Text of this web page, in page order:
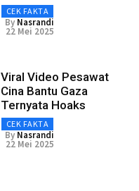
CEK FAKTA
By Nasrandi
22 Mei 2025
Viral Video Pesawat
Cina Bantu Gaza
Ternyata Hoaks
CEK FAKTA
By Nasrandi
22 Mei 2025